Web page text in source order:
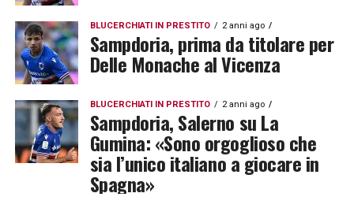
BLUCERCHIATI IN PRESTITO 2 anni ago
Sampdoria, prima da titolare per
Delle Monache al Vicenza
BLUCERCHIATI IN PRESTITO 2 anni ago
Sampdoria, Salerno su La
Gumina: «Sono orgoglioso che
sia l’unico italiano a giocare in
Spagna»